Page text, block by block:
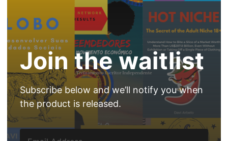
Join the waitlist
Subscribe below and we’ll notify you when
the product is released.